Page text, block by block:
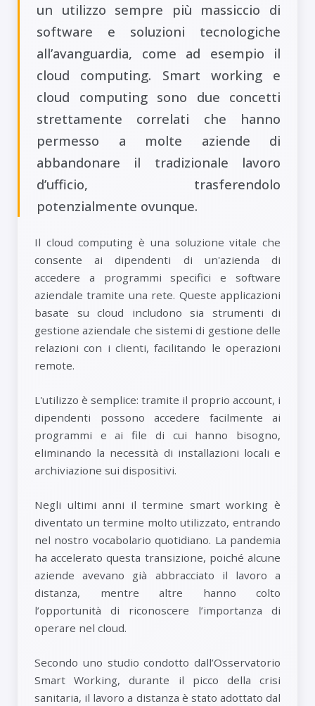
un utilizzo sempre più massiccio di
software e soluzioni tecnologiche
all’avanguardia, come ad esempio il
cloud computing. Smart working e
cloud computing sono due concetti
strettamente correlati che hanno
permesso a molte aziende di
abbandonare il tradizionale lavoro
d’ufficio, trasferendolo
potenzialmente ovunque.
Il cloud computing è una soluzione vitale che
consente ai dipendenti di un'azienda di
accedere a programmi specifici e software
aziendale tramite una rete. Queste applicazioni
basate su cloud includono sia strumenti di
gestione aziendale che sistemi di gestione delle
relazioni con i clienti, facilitando le operazioni
remote.
L'utilizzo è semplice: tramite il proprio account, i
dipendenti possono accedere facilmente ai
programmi e ai file di cui hanno bisogno,
eliminando la necessità di installazioni locali e
archiviazione sui dispositivi.
Negli ultimi anni il termine smart working è
diventato un termine molto utilizzato, entrando
nel nostro vocabolario quotidiano. La pandemia
ha accelerato questa transizione, poiché alcune
aziende avevano già abbracciato il lavoro a
distanza, mentre altre hanno colto
l’opportunità di riconoscere l’importanza di
operare nel cloud.
Secondo uno studio condotto dall’Osservatorio
Smart Working, durante il picco della crisi
sanitaria, il lavoro a distanza è stato adottato dal